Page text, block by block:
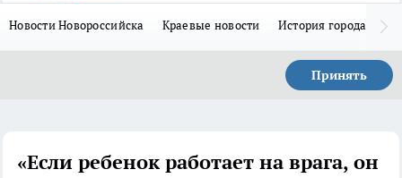
Новости Новороссийска Краевые новости История города Н
Принять
«Если ребенок работает на врага, он